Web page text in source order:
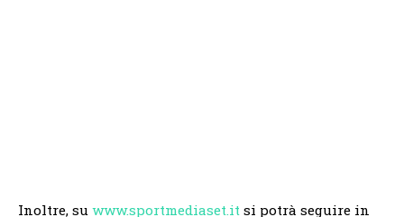
Inoltre, su www.sportmediaset.it si potrà seguire in